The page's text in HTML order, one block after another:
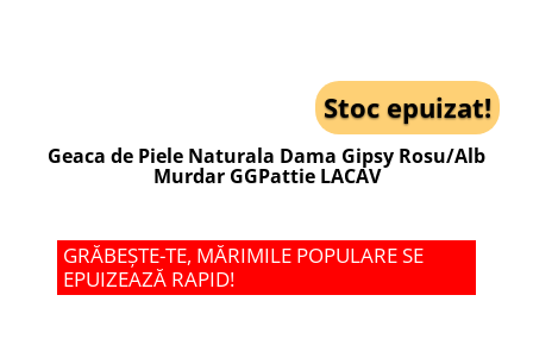
Stoc epuizat!
Geaca de Piele Naturala Dama Gipsy Rosu/Alb
Murdar GGPattie LACAV
GRĂBEȘTE-TE, MĂRIMILE POPULARE SE
EPUIZEAZĂ RAPID!